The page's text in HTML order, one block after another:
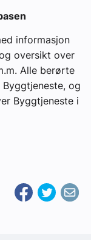
informasjon
oversikt over
Alle berørte
og
Byggtjeneste i